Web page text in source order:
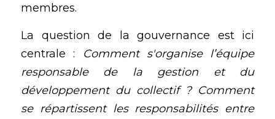
membres.
La question de la gouvernance est ici
centrale :
Comment s'organise l’équipe
responsable de la gestion et du
développement du collectif ? Comment
se répartissent les responsabilités entre